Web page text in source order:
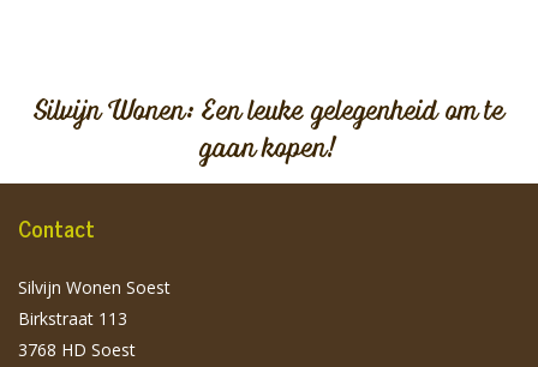
Silvijn Wonen: Een leuke gelegenheid om te
gaan kopen!
Contact
Silvijn Wonen Soest
Birkstraat 113
3768 HD Soest